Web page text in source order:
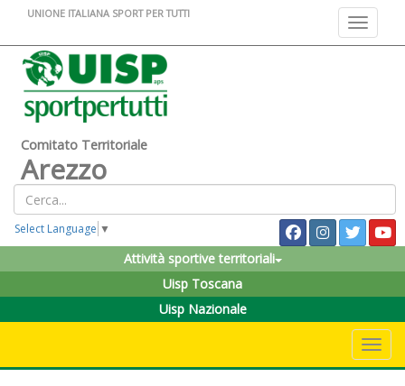
Toggle
UNIONE ITALIANA SPORT PER TUTTI
Comitato Territoriale
Arezzo
Select Language ▼
Attività sportive territoriali
Uisp Toscana
Uisp Nazionale